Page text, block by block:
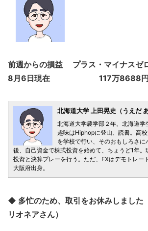
前週からの損益 プラス・マイナスゼ
8月6日現在 117万8688円
北海道大学 上田晃史（うえだ
北海道大学農学部２年。北海道学
趣味はHiphopに登山、読書。高
を学校で行い、そのおもしろさ
後、自己資金で株式投資を始めて、ちょうど1年
投資と決算プレーを行う。ただ、FXはデモトレー
大阪府出身。
◆ 多忙のため、取引をお休みしました
リオネアさん）